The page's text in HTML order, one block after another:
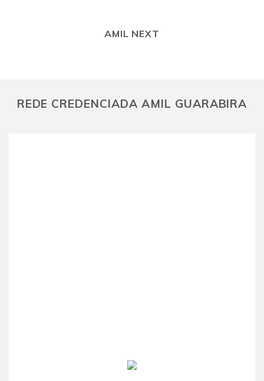
AMIL NEXT
REDE CREDENCIADA AMIL GUARABIRA